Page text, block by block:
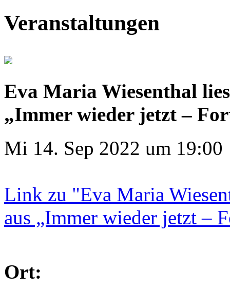
Veranstaltungen
Eva Maria Wiesenthal
„Immer wieder jetzt –
Mi 14. Sep 2022 um 19:00
Link zu "Eva Maria
aus „Immer wieder jetzt –
Ort: